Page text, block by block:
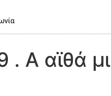
Α αϊθά